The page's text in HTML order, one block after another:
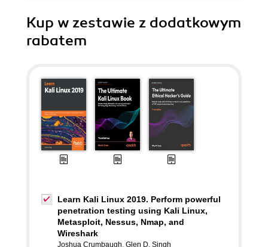
Kup w zestawie z dodatkowym
rabatem
Learn Kali Linux 2019. Perform powerful
penetration testing using Kali Linux,
Metasploit, Nessus, Nmap, and
Wireshark
Joshua Crumbaugh, Glen D. Singh